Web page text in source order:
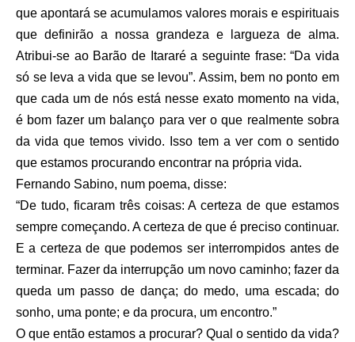
que apontará se acumulamos valores morais e espirituais
que definirão a nossa grandeza e largueza de alma.
Atribui-se ao Barão de Itararé a seguinte frase: “Da vida
só se leva a vida que se levou”. Assim, bem no ponto em
que cada um de nós está nesse exato momento na vida,
é bom fazer um balanço para ver o que realmente sobra
da vida que temos vivido. Isso tem a ver com o sentido
que estamos procurando encontrar na própria vida.
Fernando Sabino, num poema, disse:
“De tudo, ficaram três coisas: A certeza de que estamos
sempre começando. A certeza de que é preciso continuar.
E a certeza de que podemos ser interrompidos antes de
terminar. Fazer da interrupção um novo caminho; fazer da
queda um passo de dança; do medo, uma escada; do
sonho, uma ponte; e da procura, um encontro.”
O que então estamos a procurar? Qual o sentido da vida?